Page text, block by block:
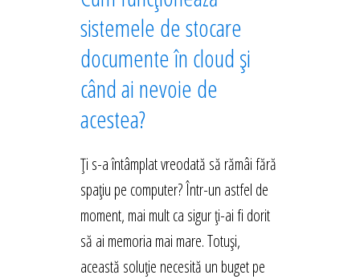
sistemele de stocare
documente în cloud și
când ai nevoie de
acestea?
Ți s-a întâmplat vreodată să rămâi fără
spațiu pe computer? Într-un astfel de
moment, mai mult ca sigur ți-ai fi dorit
să ai memoria mai mare. Totuși,
această soluție necesită un buget pe